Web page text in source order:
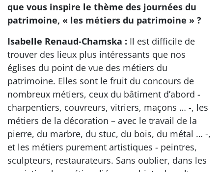
que vous inspire le thème des journées du
patrimoine, « les métiers du patrimoine » ?
Isabelle Renaud-Chamska : Il est difficile de
trouver des lieux plus intéressants que nos
églises du point de vue des métiers du
patrimoine. Elles sont le fruit du concours de
nombreux métiers, ceux du bâtiment d’abord -
charpentiers, couvreurs, vitriers, maçons … -, les
métiers de la décoration – avec le travail de la
pierre, du marbre, du stuc, du bois, du métal … -,
et les métiers purement artistiques - peintres,
sculpteurs, restaurateurs. Sans oublier, dans les